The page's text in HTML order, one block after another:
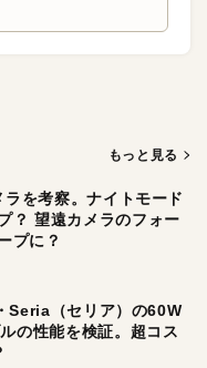
もっと見る
を考察。ナイトモード
？ 望遠カメラのフォー
プに？
Seria（セリア）の60W
の性能を検証。超コス